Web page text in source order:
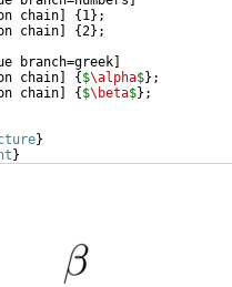
chain { 1} ;
chain {2} ;
branch=greek
chain { $\alpha$} ;
chain { $\beta$} ;
}
}